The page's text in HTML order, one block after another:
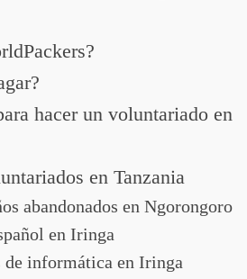
hacer un voluntariado en
en Tanzania
abandonados en Ngorongoro
en Iringa
de informática en Iringa